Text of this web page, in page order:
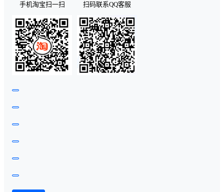
手机淘宝扫一扫 扫码联系QQ客服